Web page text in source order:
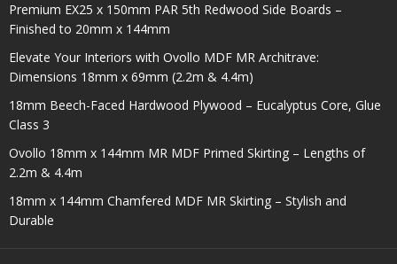
Premium EX25 x 150mm PAR 5th Redwood Side Boards –
Finished to 20mm x 144mm
Elevate Your Interiors with Ovollo MDF MR Architrave:
Dimensions 18mm x 69mm (2.2m & 4.4m)
18mm Beech-Faced Hardwood Plywood – Eucalyptus Core, Glue
Class 3
Ovollo 18mm x 144mm MR MDF Primed Skirting – Lengths of
2.2m & 4.4m
18mm x 144mm Chamfered MDF MR Skirting – Stylish and
Durable